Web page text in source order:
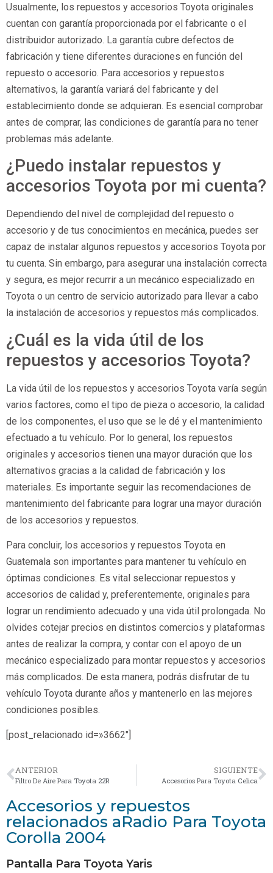
Usualmente, los repuestos y accesorios Toyota originales
cuentan con garantía proporcionada por el fabricante o el
distribuidor autorizado. La garantía cubre defectos de
fabricación y tiene diferentes duraciones en función del
repuesto o accesorio. Para accesorios y repuestos
alternativos, la garantía variará del fabricante y del
establecimiento donde se adquieran. Es esencial comprobar
antes de comprar, las condiciones de garantía para no tener
problemas más adelante.
¿Puedo instalar repuestos y
accesorios Toyota por mi cuenta?
Dependiendo del nivel de complejidad del repuesto o
accesorio y de tus conocimientos en mecánica, puedes ser
capaz de instalar algunos repuestos y accesorios Toyota por
tu cuenta. Sin embargo, para asegurar una instalación correcta
y segura, es mejor recurrir a un mecánico especializado en
Toyota o un centro de servicio autorizado para llevar a cabo
la instalación de accesorios y repuestos más complicados.
¿Cuál es la vida útil de los
repuestos y accesorios Toyota?
La vida útil de los repuestos y accesorios Toyota varía según
varios factores, como el tipo de pieza o accesorio, la calidad
de los componentes, el uso que se le dé y el mantenimiento
efectuado a tu vehículo. Por lo general, los repuestos
originales y accesorios tienen una mayor duración que los
alternativos gracias a la calidad de fabricación y los
materiales. Es importante seguir las recomendaciones de
mantenimiento del fabricante para lograr una mayor duración
de los accesorios y repuestos.
Para concluir, los accesorios y repuestos Toyota en
Guatemala son importantes para mantener tu vehículo en
óptimas condiciones. Es vital seleccionar repuestos y
accesorios de calidad y, preferentemente, originales para
lograr un rendimiento adecuado y una vida útil prolongada. No
olvides cotejar precios en distintos comercios y plataformas
antes de realizar la compra, y contar con el apoyo de un
mecánico especializado para montar repuestos y accesorios
más complicados. De esta manera, podrás disfrutar de tu
vehículo Toyota durante años y mantenerlo en las mejores
condiciones posibles.
[post_relacionado id=»3662″]
ANTERIOR
Filtro De Aire Para Toyota 22R
SIGUIENTE
Accesorios Para Toyota Celica
Accesorios y repuestos
relacionados aRadio Para Toyota
Corolla 2004
Pantalla Para Toyota Yaris